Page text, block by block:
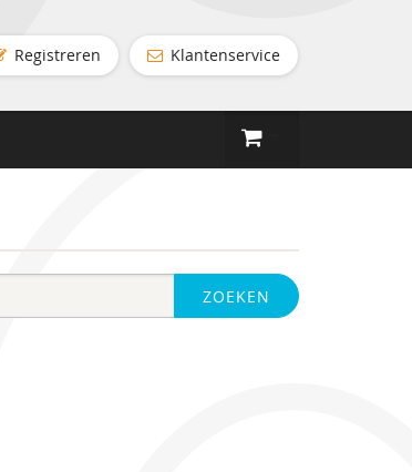
Registreren Klantenservice
ZOEKEN